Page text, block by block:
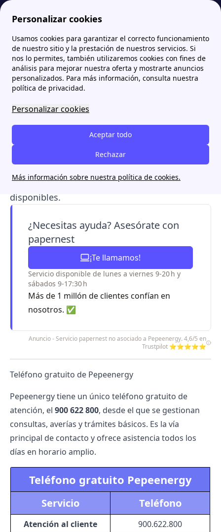
Personalizar cookies
Usamos cookies para garantizar el correcto funcionamiento
de nuestro sitio y la prestación de nuestros servicios. Si
nos lo permites, también utilizaremos cookies con fines de
análisis para mejorar nuestra oferta y mostrarte anuncios
personalizados. Para más información, consulta nuestra
política de privacidad.
Personalizar cookies
Aceptar todo
Rechazar
Más información sobre nuestra política de cookies.
Papernest.es MorePepeenergy PepeEenergy Teléfono: diferentes teléfonos y vías de contacto
PepeEenergy Teléfono:
diferentes teléfonos y vías
de contacto
El teléfono de Pepeenergy es el 900.622.800,
el canal principal de atención de la
comercializadora de luz y gas vinculada a
gestiones y las vías gratuitas de contacto
disponibles.
¿Necesitas ayuda? Asesórate con
papernest
¡Te llamamos!
Servicio disponible de lunes a viernes 9-20 h y
sábados 9-17:30 h
Más de 1 millón de clientes confían en
nosotros. ✅
Anuncio - Servicio papernest no asociado a Pepeenergy. 4,6/5 en
Trustpilot ⭐⭐⭐⭐⭐
Teléfono gratuito de Pepeenergy
Pepeenergytiene un único teléfono gratuito de
atención, el 900 622 800, desde el que se gestionan
consultas, averías y trámites básicos. Es la vía
principal de contacto y ofrece asistencia todos los
días en horario amplio.
Teléfono gratuito Pepeenergy
Servicio Teléfono
Atención al cliente
900.622.800